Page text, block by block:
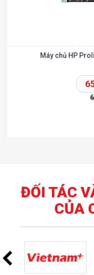
Máy chủ HP
ĐỐI TÁC
CỦA